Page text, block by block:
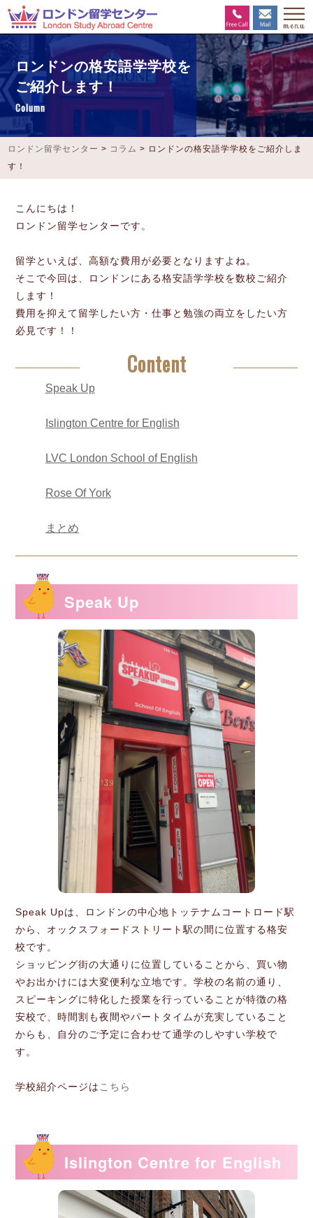
ロンドンの格安語学学校を
ご紹介します！
Column
ロンドン留学センター > コラム > ロンドンの格安語学学校をご紹介しま
す！
こんにちは！
ロンドン留学センターです。
留学といえば、高額な費用が必要となりますよね。
そこで今回は、ロンドンにある格安語学学校を数校ご紹介
します！
費用を抑えて留学したい方・仕事と勉強の両立をしたい方
必見です！！
Content
Speak Up
Islington Centre for English
LVC London School of English
Rose Of York
まとめ
Speak Up
Speak Upは、ロンドンの中心地トッテナムコートロード駅
から、オックスフォードストリート駅の間に位置する格安
校です。
ショッピング街の大通りに位置していることから、買い物
やお出かけには大変便利な立地です。学校の名前の通り、
スピーキングに特化した授業を行っていることが特徴の格
安校で、時間割も夜間やパートタイムが充実していること
からも、自分のご予定に合わせて通学のしやすい学校で
す。
学校紹介ページは こちら
Islington Centre for English